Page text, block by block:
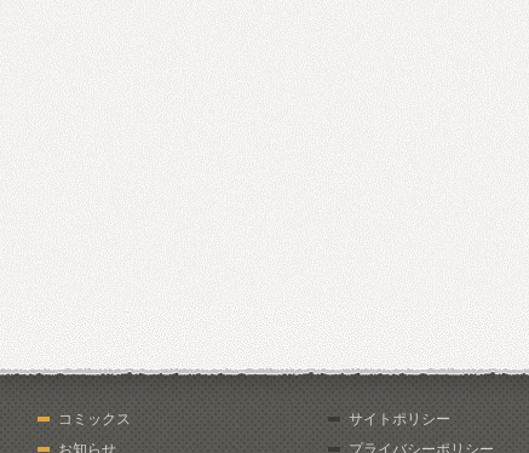
コミックス
お知らせ
サイトポリシー
プライバシーポリシー